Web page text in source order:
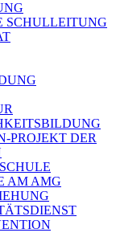
SCHULLEITUNG
PROJEKT DER
AM AMG